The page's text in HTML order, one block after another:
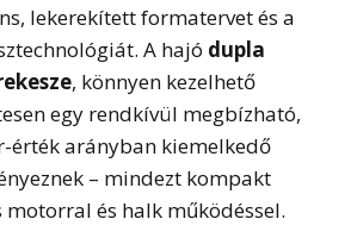
lekerekített formatervet és a
A hajó dupla
, könnyen kezelhető
egy rendkívül megbízható,
érték arányban kiemelkedő
– mindezt kompakt
motorral és halk működéssel.